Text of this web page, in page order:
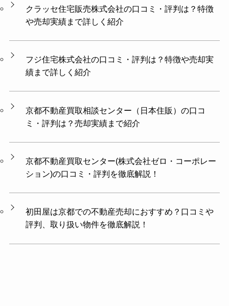
クラッセ住宅販売株式会社の口コミ・評判は？特徴
や売却実績まで詳しく紹介
フジ住宅株式会社の口コミ・評判は？特徴や売却実
績まで詳しく紹介
京都不動産買取相談センター（日本住販）の口コ
ミ・評判は？売却実績まで紹介
京都不動産買取センター(株式会社ゼロ・コーポレー
ション)の口コミ・評判を徹底解説！
初田屋は京都での不動産売却におすすめ？口コミや
評判、取り扱い物件を徹底解説！